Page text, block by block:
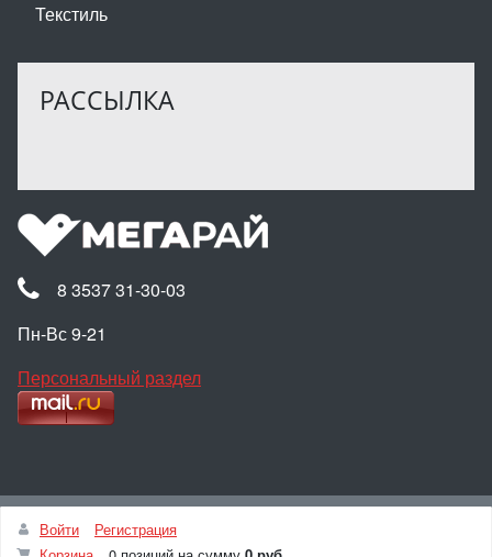
Текстиль
РАССЫЛКА
8 3537 31-30-03
Пн-Вс 9-21
Персональный раздел
© Интернет-магазин МЕГАРАЙ, 2025
Войти
Регистрация